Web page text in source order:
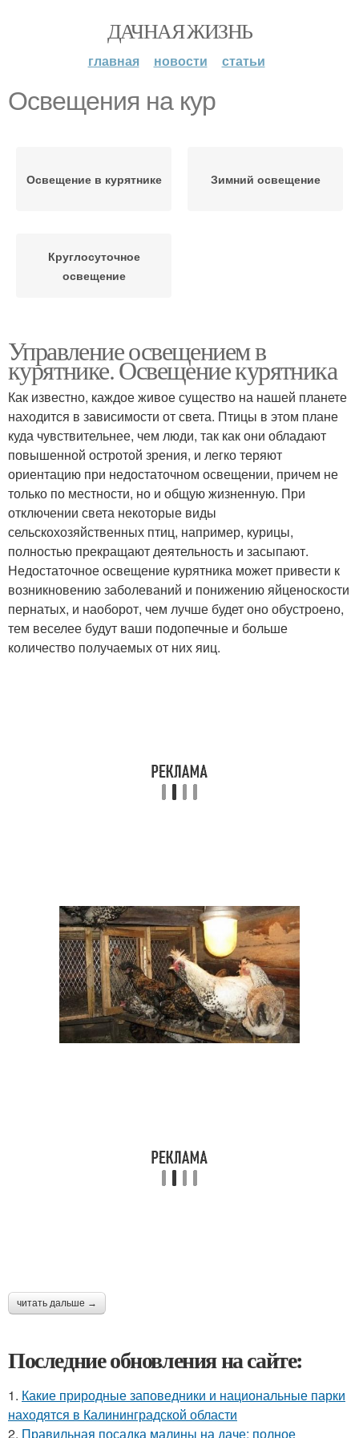
ДАЧНАЯ ЖИЗНЬ
главная новости статьи
Освещения на кур
Освещение в курятнике Зимний освещение
Круглосуточное
освещение
Управление освещением в
курятнике. Освещение курятника
Как известно, каждое живое существо на нашей планете
находится в зависимости от света. Птицы в этом плане
куда чувствительнее, чем люди, так как они обладают
повышенной остротой зрения, и легко теряют
ориентацию при недостаточном освещении, причем не
только по местности, но и общую жизненную. При
отключении света некоторые виды
сельскохозяйственных птиц, например, курицы,
полностью прекращают деятельность и засыпают.
Недостаточное освещение курятника может привести к
возникновению заболеваний и понижению яйценоскости
пернатых, и наоборот, чем лучше будет оно обустроено,
тем веселее будут ваши подопечные и больше
количество получаемых от них яиц.
читать дальше →
Последние обновления на сайте:
1. Какие природные заповедники и национальные парки
находятся в Калининградской области
2. Правильная посадка малины на даче: полное